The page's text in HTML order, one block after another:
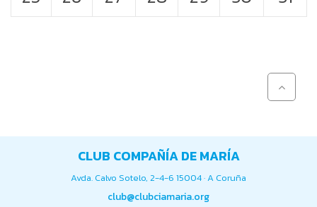
CLUB COMPAÑÍA DE MARÍA
Avda. Calvo Sotelo, 2-4-6 15004 · A Coruña
club@clubciamaria.org